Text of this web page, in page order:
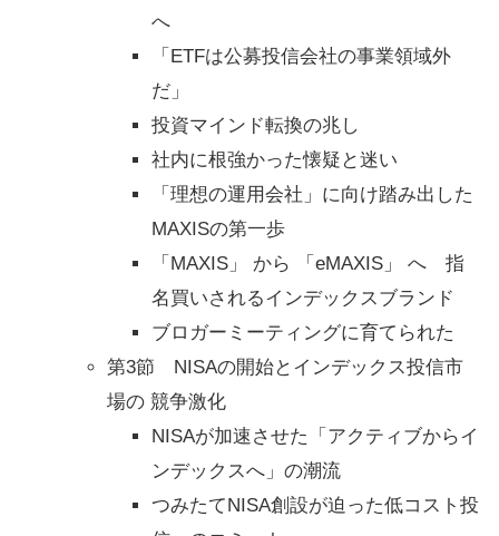
へ
「ETFは公募投信会社の事業領域外
だ」
投資マインド転換の兆し
社内に根強かった懐疑と迷い
「理想の運用会社」に向け踏み出した
MAXISの第一歩
「MAXIS」 から 「eMAXIS」 へ 指
名買いされるインデックスブランド
ブロガーミーティングに育てられた
第3節 NISAの開始とインデックス投信市
場の 競争激化
NISAが加速させた「アクティブからイ
ンデックスへ」の潮流
つみたてNISA創設が迫った低コスト投